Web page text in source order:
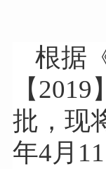
根据
【2019
批，现
年4月 11